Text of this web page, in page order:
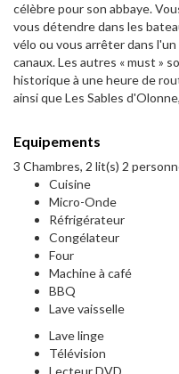
célèbre pour son abbaye.
vous détendre dans les
vélo ou vous arrêter dans
canaux. Les autres « must »
historique à une heure de
ainsi que Les Sables
Equipements
3 Chambres, 2 lit(s) 2
Cuisine
Micro-Onde
Réfrigérateur
Congélateur
Four
Machine à café
BBQ
Lave vaisselle
Lave linge
Télévision